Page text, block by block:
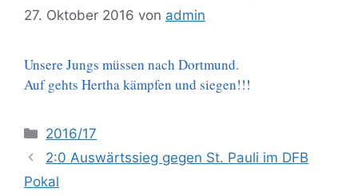
27. Oktober 2016 von admin
Unsere Jungs müssen nach Dortmund.
Auf gehts Hertha kämpfen und siegen!!!
Kategorien
2016/17
2:0 Auswärtssieg gegen St. Pauli im DFB
Pokal